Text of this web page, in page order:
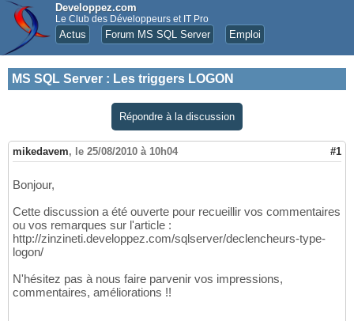
Developpez.com
Le Club des Développeurs et IT Pro
Actus Forum MS SQL Server Emploi
MS SQL Server : Les triggers LOGON
Répondre à la discussion
mikedavem, le 25/08/2010 à 10h04 #1
Bonjour,
Cette discussion a été ouverte pour recueillir vos commentaires
ou vos remarques sur l'article :
http://zinzineti.developpez.com/sqlserver/declencheurs-type-
logon/
N'hésitez pas à nous faire parvenir vos impressions,
commentaires, améliorations !!